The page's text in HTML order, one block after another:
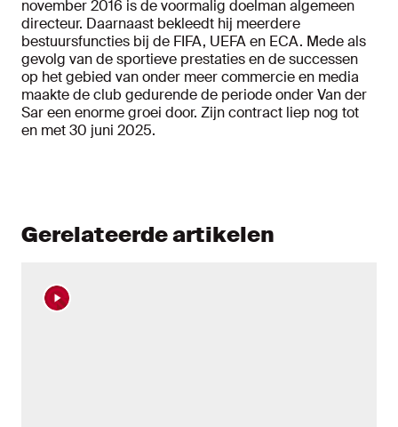
november 2016 is de voormalig doelman algemeen
directeur. Daarnaast bekleedt hij meerdere
bestuursfuncties bij de FIFA, UEFA en ECA. Mede als
gevolg van de sportieve prestaties en de successen
op het gebied van onder meer commercie en media
maakte de club gedurende de periode onder Van der
Sar een enorme groei door. Zijn contract liep nog tot
en met 30 juni 2025.
Gerelateerde artikelen